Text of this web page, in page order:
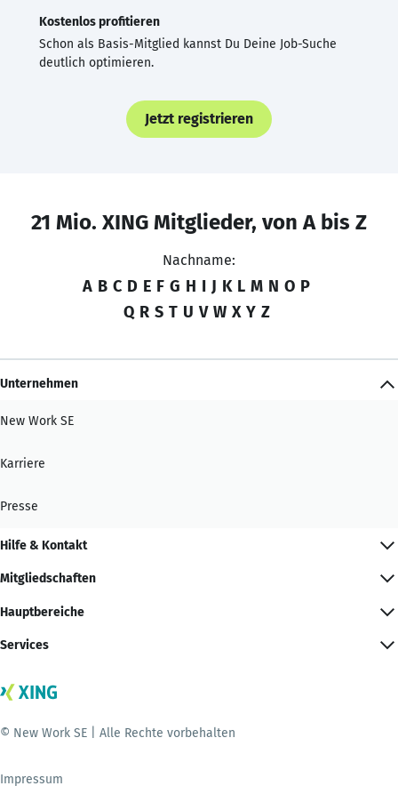
Kostenlos profitieren
Schon als Basis-Mitglied kannst Du Deine Job-Suche
deutlich optimieren.
Jetzt registrieren
21 Mio. XING Mitglieder, von A bis Z
Nachname:
A B C D E F G H I J K L M N O P
Q R S T U V W X Y Z
Unternehmen
New Work SE
Karriere
Presse
Hilfe & Kontakt
Mitgliedschaften
Hauptbereiche
Services
© New Work SE | Alle Rechte vorbehalten
Impressum